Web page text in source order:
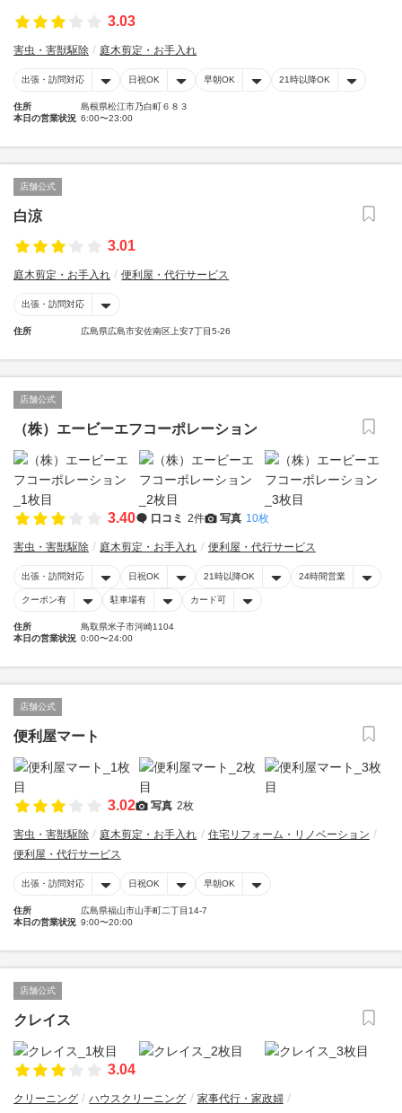
3.03
害虫・害獣駆除 庭木剪定・お手入れ
出張・訪問対応 日祝OK 早朝OK 21時以降OK
住所
島根県松江市乃白町６８３
本日の営業状況 6:00〜23:00
店舗公式
白涼
3.01
庭木剪定・お手入れ 便利屋・代行サービス
出張・訪問対応
住所 広島県広島市安佐南区上安7丁目5-26
店舗公式
（株）エービーエフコーポレーション
3.40 口コミ 2件 写真 10枚
害虫・害獣駆除 庭木剪定・お手入れ 便利屋・代行サービス
出張・訪問対応 日祝OK 21時以降OK 24時間営業
クーポン有 駐車場有 カード可
住所
鳥取県米子市河崎1104
本日の営業状況 0:00〜24:00
店舗公式
便利屋マート
3.02 写真 2枚
害虫・害獣駆除 庭木剪定・お手入れ
住宅リフォーム・リノベーション
便利屋・代行サービス
出張・訪問対応 日祝OK 早朝OK
住所
広島県福山市山手町二丁目14-7
本日の営業状況 9:00〜20:00
店舗公式
クレイス
3.04
クリーニング ハウスクリーニング
家事代行・家政婦